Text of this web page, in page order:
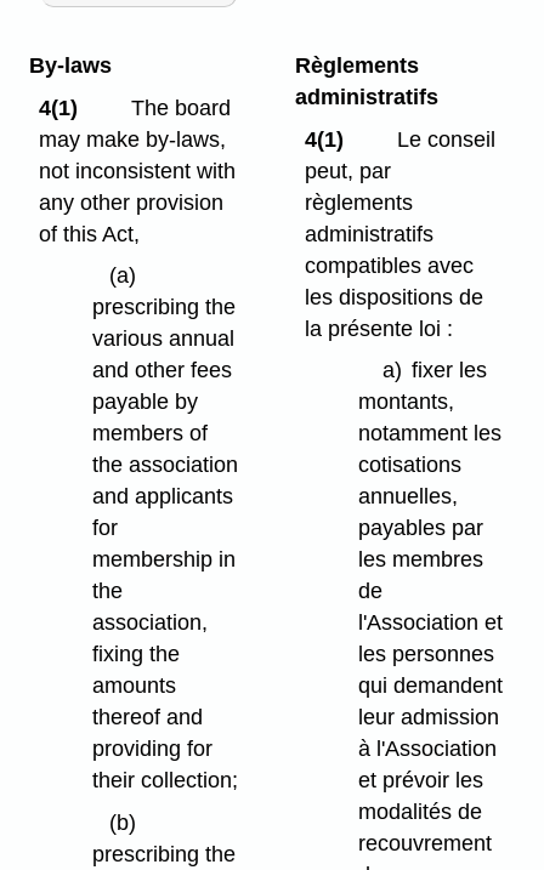
By-laws
4(1)
The board
may make by-laws,
not inconsistent with
any other provision
of this Act,
(a)
prescribing the
various annual
and other fees
payable by
members of
the association
and applicants
for
membership in
the
association,
fixing the
amounts
thereof and
providing for
their collection;
(b)
prescribing the
Règlements
administratifs
4(1)
Le conseil
peut, par
règlements
administratifs
compatibles avec
les dispositions de
la présente loi :
a) fixer les
montants,
notamment les
cotisations
annuelles,
payables par
les membres
de
l'Association et
les personnes
qui demandent
leur admission
à l'Association
et prévoir les
modalités de
recouvrement